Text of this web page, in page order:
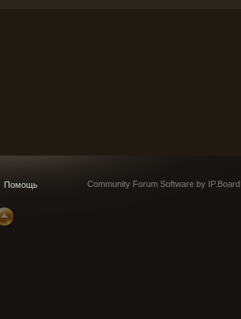
Помощь Community Forum Software by IP.Board